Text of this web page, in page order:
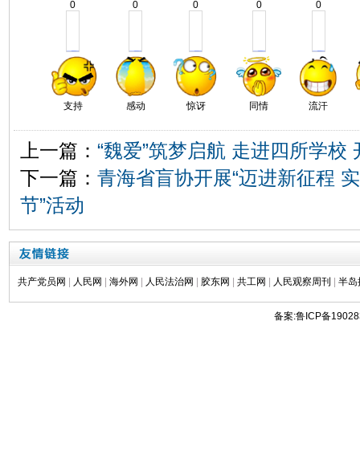
0
支持
0
感动
0
惊讶
0
同情
0
流汗
上一篇： “魏爱”筑梦启航 走进四所学校
下一篇： 青海省盲协开展“迈进新征程
节”活动
共产党员网 | 人民网 | 海外网 | 人民法治网 | 胶东网 | 共工网 | 人民观察周刊 | 半岛
备案:鲁ICP备